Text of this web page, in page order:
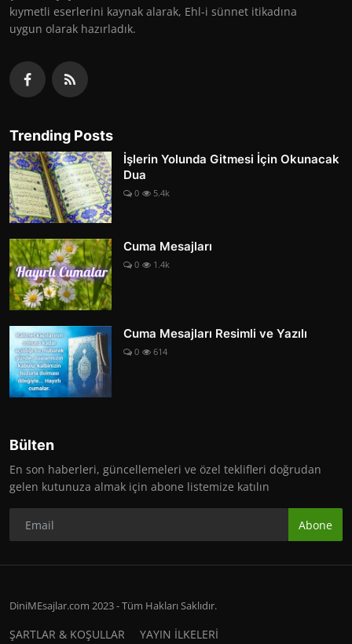
kıymetli eserlerini kaynak alarak, Ehl-i sünnet itikadına
uygun olarak hazırladık.
Trending Posts
İşlerin Yolunda Gitmesi İçin Okunacak
Dua
0 5.4k
Cuma Mesajları
0 1.4k
Cuma Mesajları Resimli ve Yazılı
0 614
Bülten
En son haberleri, güncellemeleri ve özel teklifleri doğrudan
gelen kutunuza almak için abone listemize katılın
Abone
DiniMEsajlar.com 2023 - Tüm Hakları Saklıdır.
ŞARTLAR & KOŞULLAR YAYIN İLKELERİ